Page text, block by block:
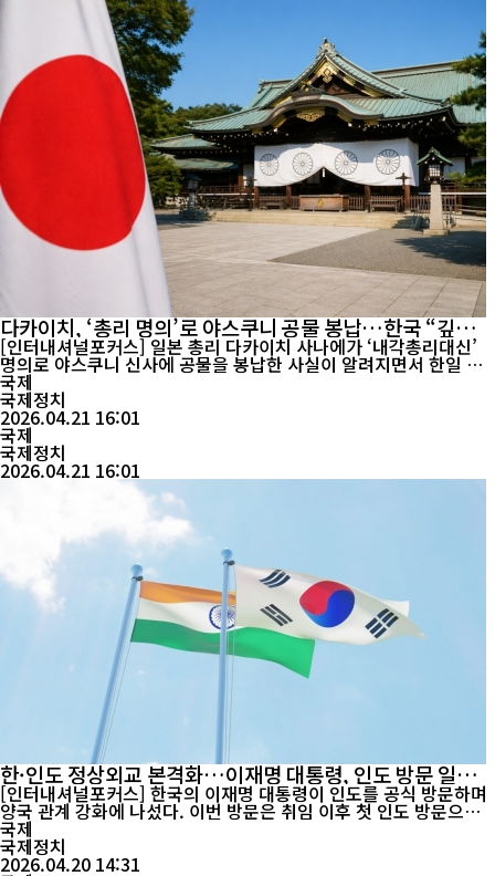
다카이치, ‘총리 명의’로 야스쿠니 공물 봉납…한국 “깊은
유감” 공식 표명
[인터내셔널포커스] 일본 총리 다카이치 사나에가 ‘내각총리대신’
명의로 야스쿠니 신사에 공물을 봉납한 사실이 알려지면서 한일 간
외교 긴장이 다시 부각되고 있다. 한국 정부도 즉각 유감을 표명하며
대응에 나섰다. 일본 언론과 신화통신 등에 따르면, 다카이치 총리는
4월 21일 신사 제례에 사용되는 ‘마사카키(真榊)’ 공물을 총리 명의
로 봉납했다. 야스쿠니 신사는 도조...
국제
국제정치
2026.04.21 16:01
국제
국제정치
2026.04.21 16:01
한·인도 정상외교 본격화…이재명 대통령, 인도 방문 일정
돌입
[인터내셔널포커스] 한국의 이재명 대통령이 인도를 공식 방문하며
양국 관계 강화에 나섰다. 이번 방문은 취임 이후 첫 인도 방문으로,
경제·기술·안보 협력 전반을 아우르는 정상외교가 본격화될 전망이
다. 인도 외교부에 따르면 수브라마냠 자이샨카르 외교장관은 19일
(현지시간) 뉴델리에서 이 대통령과 만나 양국 협력 확대 방안을 논
국제
국제정치
2026.04.20 14:31